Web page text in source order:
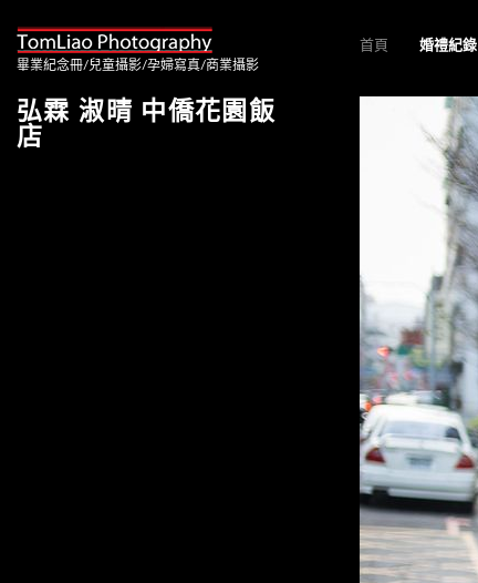
畢業紀念冊/兒童攝影/孕婦寫真/商業攝影
首頁 婚禮紀錄
弘霖 淑晴 中僑花園飯
店